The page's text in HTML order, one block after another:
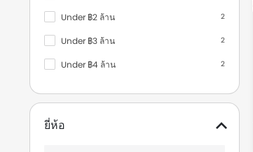
Under ฿2 ล้าน 2
Under ฿3 ล้าน 2
Under ฿4 ล้าน 2
ยี่ห้อ